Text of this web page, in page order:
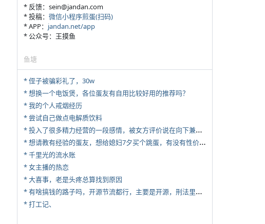
* 反馈：sein@jandan.com
* 投稿： 微信小程序煎蛋(扫码)
* APP： jandan.net/app
* 公众号：王摸鱼
鱼塘
* 侄子被骗彩礼了，30w
* 想换一个电饭煲，各位蛋友有自用比较好用的推荐吗？
* 我的个人戒烟经历
* 尝试自己做点电解质饮料
*
投入了很多精力经营的一段感情，被女方评价说在向下兼容我，感觉有点破防
*
想请教有经验的蛋友，想给媳妇7夕买个跳蛋，有没有性价比高的推荐
* 千里光的流水账
* 女主播的热恋
* 大喜事，老是头疼总算找到原因
*
有啥搞钱的路子吗，开源节流都行，主要是开源，刑法里的咱不做
* 打工记、